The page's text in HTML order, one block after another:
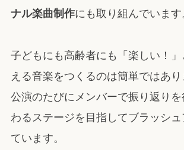
ナル楽曲制作にも取り組んでいます
子どもにも高齢者にも「楽しい！」
える音楽をつくるのは簡単ではあり
公演のたびにメンバーで振り返り
わるステージを目指してブラッシ
ています。